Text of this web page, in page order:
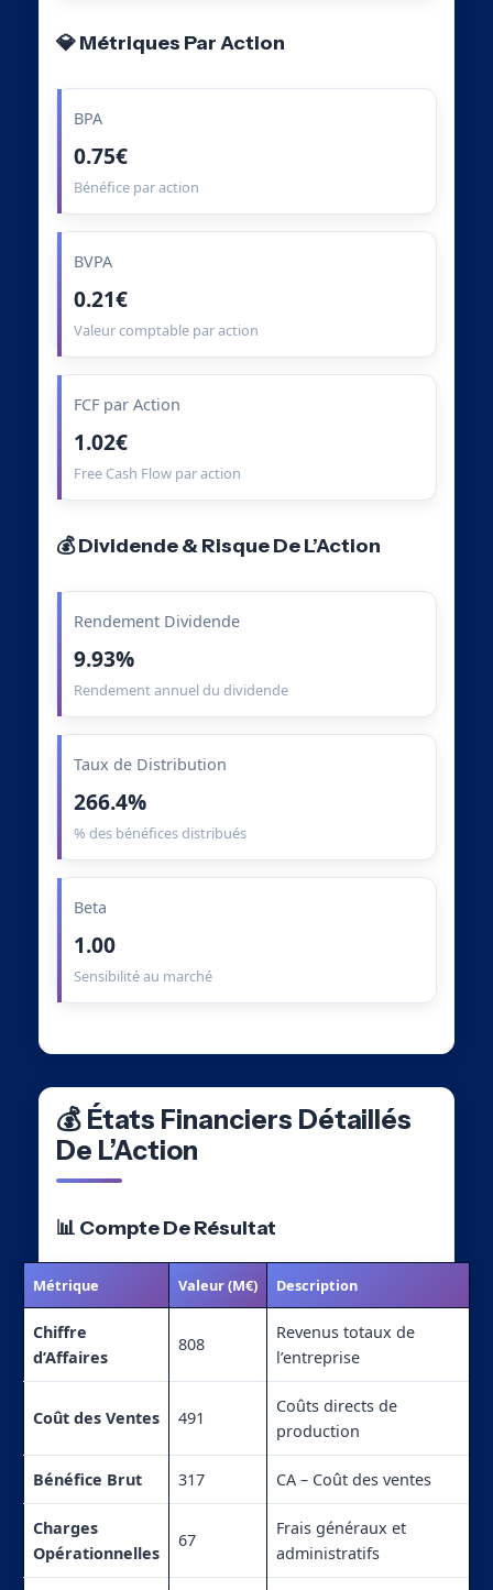
💎 Métriques Par Action
BPA
0.75€
Bénéfice par action
BVPA
0.21€
Valeur comptable par action
FCF par Action
1.02€
Free Cash Flow par action
💰 Dividende & Risque De L’Action
Rendement Dividende
9.93%
Rendement annuel du dividende
Taux de Distribution
266.4%
% des bénéfices distribués
Beta
1.00
Sensibilité au marché
💰 États Financiers Détaillés
De L’Action
📊 Compte De Résultat
Métrique Valeur (M€) Description
Chiffre
d’Affaires
808
Revenus totaux de
l’entreprise
Coût des Ventes 491
Coûts directs de
production
Bénéfice Brut 317 CA – Coût des ventes
Charges
Opérationnelles
67
Frais généraux et
administratifs